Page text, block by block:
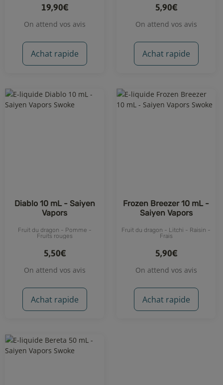
19,90€
On attend vos avis
Achat rapide
5,90€
On attend vos avis
Achat rapide
Diablo 10 mL - Saiyen
Vapors
Fruit du dragon - Pomme -
Fruits rouges
5,50€
On attend vos avis
Achat rapide
Frozen Breezer 10 mL -
Saiyen Vapors
Fruit du dragon - Litchi - Raisin -
Frais
5,90€
On attend vos avis
Achat rapide